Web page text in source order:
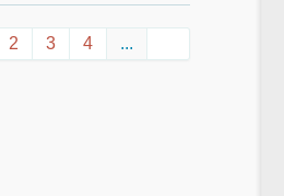
2 3 4 ...